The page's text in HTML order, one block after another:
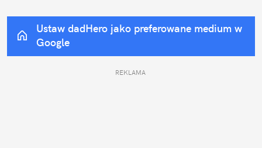
Ustaw dadHero jako preferowane medium w
Google
REKLAMA